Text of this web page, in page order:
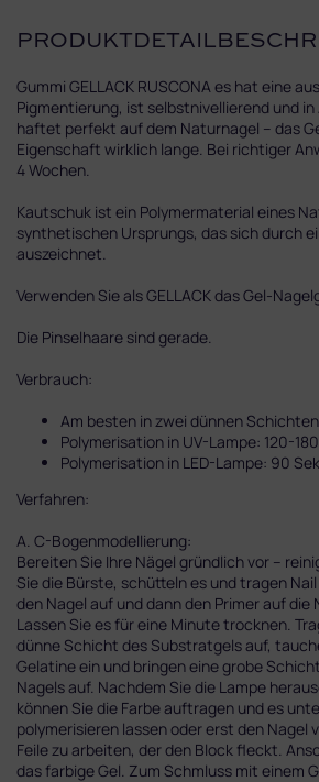
Gummi GELLACK RUSCONA es hat eine
Pigmentierung, ist selbstnivellierend und
haftet perfekt auf dem Naturnagel – das
Eigenschaft wirklich lange. Bei richtiger
4 Wochen.
Kautschuk ist ein Polymermaterial eines
synthetischen Ursprungs, das sich durch
auszeichnet.
Verwenden Sie als GELLACK das Gel-
Die Pinselhaare sind gerade.
Verbrauch:
Am besten in zwei dünnen
Polymerisation in UV-Lampe: 120-180
Polymerisation in LED-Lampe: 90 Sek.
Verfahren:
A. C-Bogenmodellierung:
Bereiten Sie Ihre Nägel gründlich vor –
Sie die Bürste, schütteln es und tragen
den Nagel auf und dann den Primer auf die
Lassen Sie es für eine Minute trocknen.
dünne Schicht des Substratgels auf,
Gelatine ein und bringen eine grobe
Nagels auf. Nachdem Sie die Lampe
können Sie die Farbe auftragen und es
polymerisieren lassen oder erst den Nagel
Feile zu arbeiten, der den Block fleckt.
das farbige Gel. Zum Schmluss mit einem